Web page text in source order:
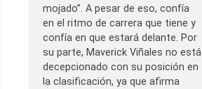
mojado”. A pesar de eso, confía
en el ritmo de carrera que tiene y
confía en que estará delante. Por
su parte, Maverick Viñales no está
decepcionado con su posición en
la clasificación, ya que afirma